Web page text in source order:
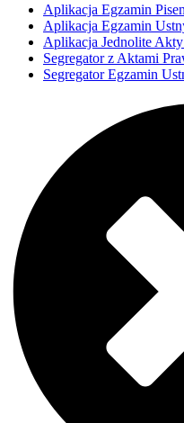
Aplikacja Egzamin
Aplikacja Egzamin
Aplikacja Jednolite
Segregator z Aktami
Segregator Egzamin